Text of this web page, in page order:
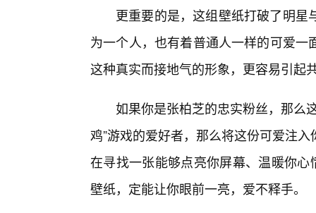
更重要的是，这组壁纸打破了明
为一个人，也有着普通人一样的可爱
这种真实而接地气的形象，更容易引起
如果你是张柏芝的忠实粉丝，那么
鸡”游戏的爱好者，那么将这份可爱注
在寻找一张能够点亮你屏幕、温暖你
壁纸，定能让你眼前一亮，爱不释手。